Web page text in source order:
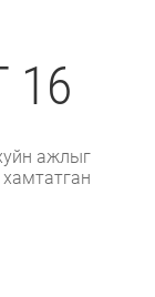
16
ажлыг